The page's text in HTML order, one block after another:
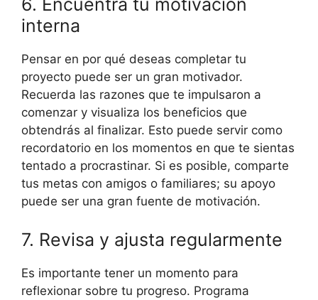
6. Encuentra tu motivación
interna
Pensar en por qué deseas completar tu
proyecto puede ser un gran motivador.
Recuerda las razones que te impulsaron a
comenzar y visualiza los beneficios que
obtendrás al finalizar. Esto puede servir como
recordatorio en los momentos en que te sientas
tentado a procrastinar. Si es posible, comparte
tus metas con amigos o familiares; su apoyo
puede ser una gran fuente de motivación.
7. Revisa y ajusta regularmente
Es importante tener un momento para
reflexionar sobre tu progreso. Programa